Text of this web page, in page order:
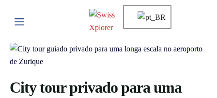
City tour privado para uma